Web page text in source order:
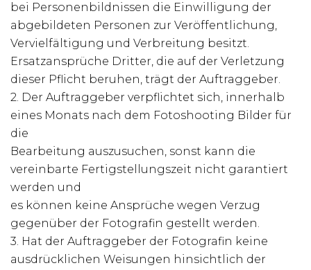
bei Personenbildnissen die Einwilligung der
abgebildeten Personen zur Veröffentlichung,
Vervielfältigung und Verbreitung besitzt.
Ersatzansprüche Dritter, die auf der Verletzung
dieser Pflicht beruhen, trägt der Auftraggeber.
2. Der Auftraggeber verpflichtet sich, innerhalb
eines Monats nach dem Fotoshooting Bilder für
die
Bearbeitung auszusuchen, sonst kann die
vereinbarte Fertigstellungszeit nicht garantiert
werden und
es können keine Ansprüche wegen Verzug
gegenüber der Fotografin gestellt werden.
3. Hat der Auftraggeber der Fotografin keine
ausdrücklichen Weisungen hinsichtlich der